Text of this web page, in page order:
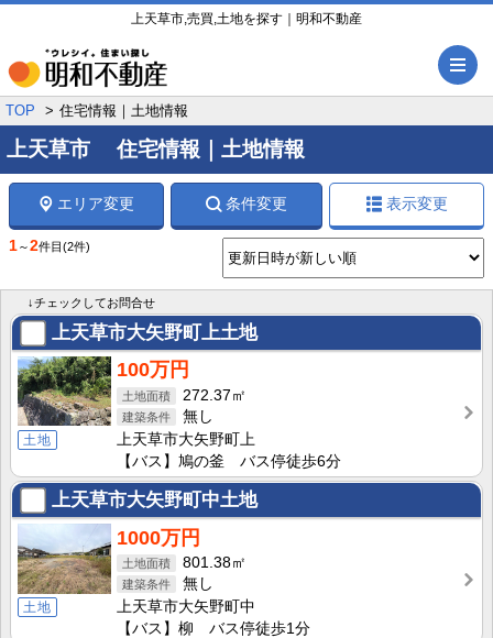
上天草市,売買,土地を探す｜明和不動産
TOP 住宅情報｜土地情報
上天草市 住宅情報｜土地情報
エリア変更 条件変更 表示変更
1～2件目 (2件)
↓チェックしてお問合せ
上天草市大矢野町上土地
土地
100万円
272.37㎡
無し
上天草市大矢野町上
【バス】鳩の釜 バス停徒歩6分
上天草市大矢野町中土地
土地
1000万円
801.38㎡
無し
上天草市大矢野町中
【バス】柳 バス停徒歩1分